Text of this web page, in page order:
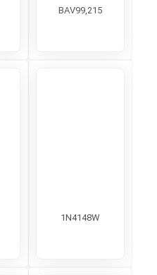
BAV99,215
1N4148W